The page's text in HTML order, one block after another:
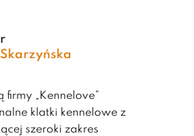
firmy „Kennelove”
klatki kennelowe z
szeroki zakres